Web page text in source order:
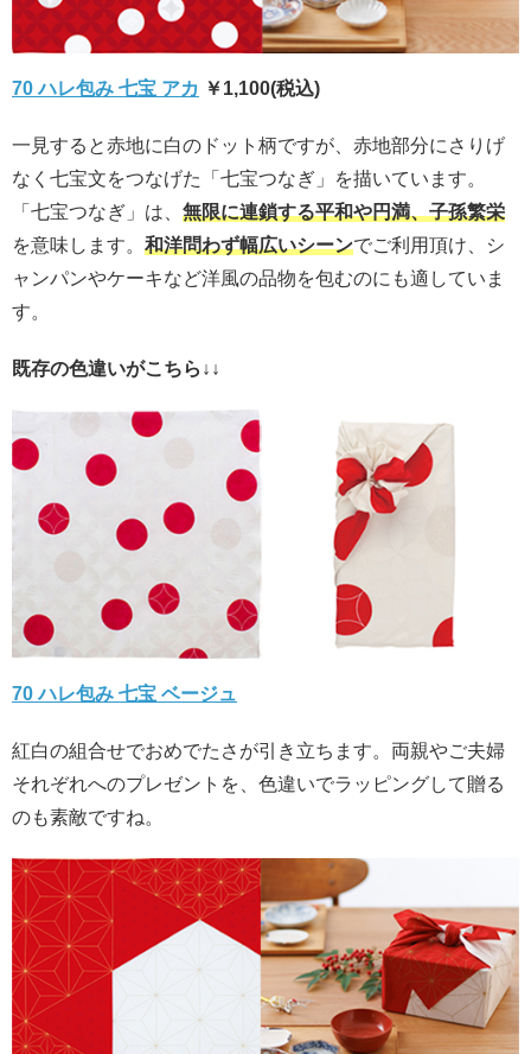
70 ハレ包み 七宝 アカ ￥1,100(税込)
一見すると赤地に白のドット柄ですが、赤地部分にさりげ
なく七宝文をつなげた「七宝つなぎ」を描いています。
「七宝つなぎ」は、 無限に連鎖する平和や円満、子孫繁栄
を意味します。 和洋問わず幅広いシーンでご利用頂け、シ
ャンパンやケーキなど洋風の品物を包むのにも適していま
す。
既存の色違いがこちら↓↓
70 ハレ包み 七宝 ベージュ
紅白の組合せでおめでたさが引き立ちます。両親やご夫婦
それぞれへのプレゼントを、色違いでラッピングして贈る
のも素敵ですね。